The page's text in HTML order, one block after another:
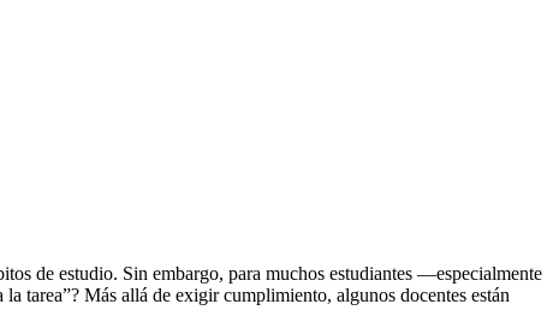
de estudio. Sin embargo, para muchos estudiantes —especialmente
tarea”? Más allá de exigir cumplimiento, algunos docentes están